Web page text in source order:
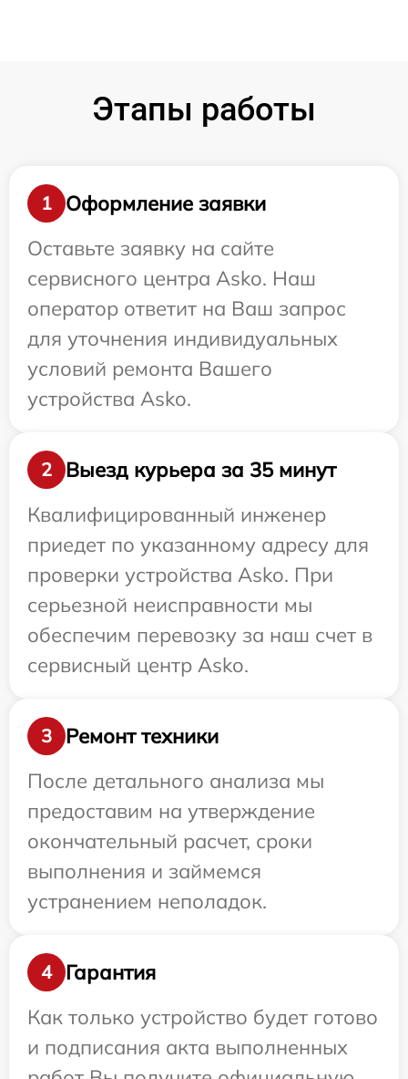
Этапы работы
1
Оформление заявки
Оставьте заявку на сайте
сервисного центра Asko. Наш
оператор ответит на Ваш запрос
для уточнения индивидуальных
условий ремонта Вашего
устройства Asko.
2
Выезд курьера за 35 минут
Квалифицированный инженер
приедет по указанному адресу для
проверки устройства Asko. При
серьезной неисправности мы
обеспечим перевозку за наш счет в
сервисный центр Asko.
3
Ремонт техники
После детального анализа мы
предоставим на утверждение
окончательный расчет, сроки
выполнения и займемся
устранением неполадок.
4
Гарантия
Как только устройство будет готово
и подписания акта выполненных